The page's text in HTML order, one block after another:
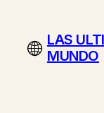
contenidoLAS
MUNDO